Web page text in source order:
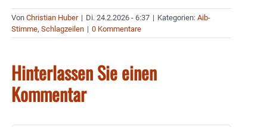
Von Christian Huber | Di. 24.2.2026 - 6:37 | Kategorien: Aib-
Stimme, Schlagzeilen | 0 Kommentare
Hinterlassen Sie einen
Kommentar